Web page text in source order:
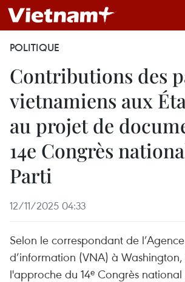
POLITIQUE
Contributions des
vietnamiens aux
au projet de
14e Congrès
Parti
12/11/2025 04:33
Selon le correspondant de
d’information (VNA) à
l'approche du 14ᵉ Congrès national